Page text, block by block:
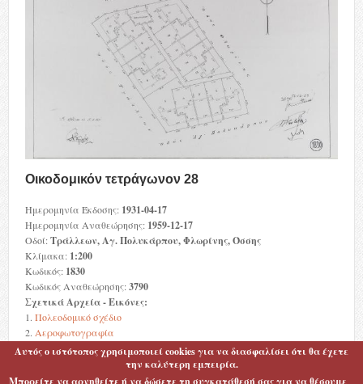
Αυτός ο ιστότοπος χρησιμοποιεί cookies για να διασφαλίσει ότι θα έχετε
την καλύτερη εμπειρία.
Μπορείτε να αρνηθείτε ή να δώσετε τη συγκατάθεσή σας για να θέσουμε
Οικοδομικόν τετράγωνον 28
Ημερομηνία Έκδοσης: 1931-04-17
Ημερομηνία Αναθεώρησης: 1959-12-17
Οδοί:Τράλλεων, Αγ. Πολυκάρπου, Φλωρίνης, Όσσης
Κλίμακα: 1:200
Κωδικός: 1830
Κωδικός Αναθεώρησης:3790
Σχετικά Αρχεία - Εικόνες:
1. Πολεοδομικό σχέδιο
2. Αεροφωτογραφία
Categories: Συνοικισμός Βύρωνος